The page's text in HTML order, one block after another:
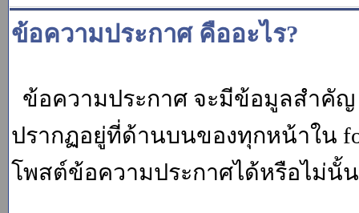
ข้อความประกาศ คืออะไร?
ข้อความประกาศ จะมีข้อมูลสำคั
ปรากฏอยู่ที่ด้านบนของทุกหน้าใน
โพสต์ข้อความประกาศได้หรือไม่นั้